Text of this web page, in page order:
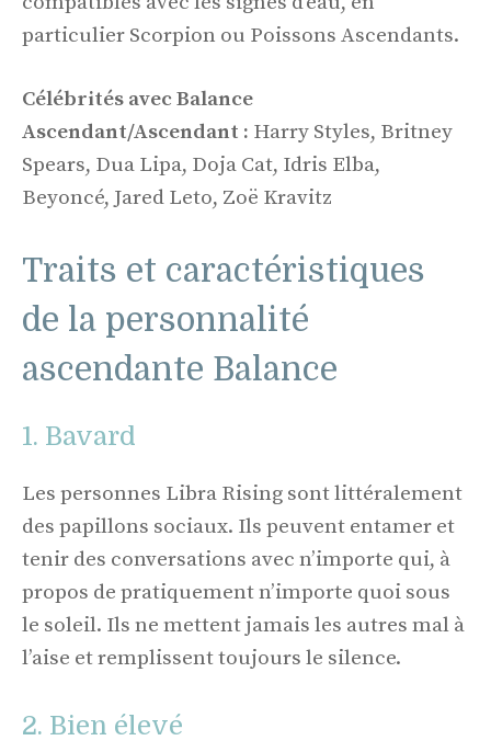
particulier Scorpion ou Poissons Ascendants.
Célébrités avec Balance
Ascendant/Ascendant : Harry Styles, Britney
Spears, Dua Lipa, Doja Cat, Idris Elba,
Beyoncé, Jared Leto, Zoë Kravitz
Traits et caractéristiques
de la personnalité
ascendante Balance
1. Bavard
Les personnes Libra Rising sont littéralement
des papillons sociaux. Ils peuvent entamer et
tenir des conversations avec n’importe qui, à
propos de pratiquement n’importe quoi sous
le soleil. Ils ne mettent jamais les autres mal à
l’aise et remplissent toujours le silence.
2. Bien élevé